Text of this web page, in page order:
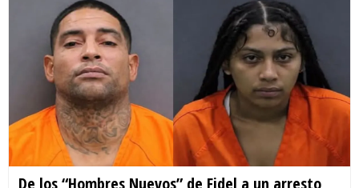
De los “Hombres Nuevos” de Fidel a un arresto